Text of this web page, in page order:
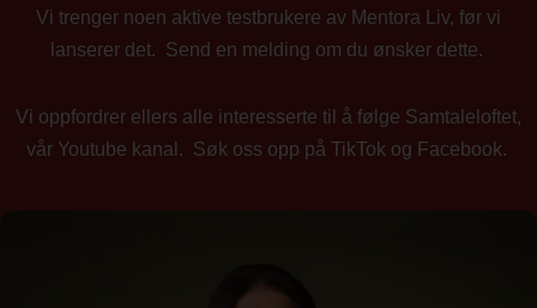
Vi trenger noen aktive testbrukere av Mentora Liv, før vi
lanserer det. Send en melding om du ønsker dette.
Vi oppfordrer ellers alle interesserte til å følge Samtaleloftet,
vår Youtube kanal. Søk oss opp på TikTok og Facebook.